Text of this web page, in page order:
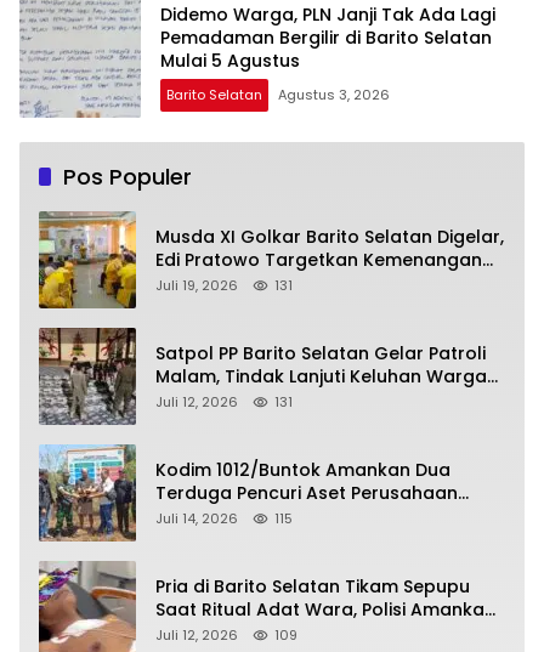
Didemo Warga, PLN Janji Tak Ada Lagi
Pemadaman Bergilir di Barito Selatan
Mulai 5 Agustus
Barito Selatan Agustus 3, 2026
Pos Populer
Musda XI Golkar Barito Selatan Digelar,
Edi Pratowo Targetkan Kemenangan
Partai pada Pemilu Mendatang
Juli 19, 2026 131
Satpol PP Barito Selatan Gelar Patroli
Malam, Tindak Lanjuti Keluhan Warga
soal Balap Liar dan Remaja Nongkrong
Juli 12, 2026 131
Kodim 1012/Buntok Amankan Dua
Terduga Pencuri Aset Perusahaan
Sitaan Satgas PKH, Satu Paket Diduga
Juli 14, 2026 115
Pria di Barito Selatan Tikam Sepupu
Saat Ritual Adat Wara, Polisi Amankan
Pelaku
Juli 12, 2026 109